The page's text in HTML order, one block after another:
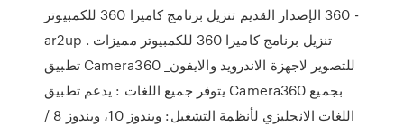
360 الإصدار القديم تنزيل برنامج كاميرا 360 للكمبيوتر -
ar2up . تنزيل برنامج كاميرا 360 للكمبيوتر مميزات
تطبيق Camera360 للتصوير لاجهزة الاندرويد والايفون_
يتوفر جميع اللغات : يدعم تطبيق Camera360 بجميع
اللغات الانجليزي لأنظمة التشغيل: ويندوز 10، ويندوز 8 /